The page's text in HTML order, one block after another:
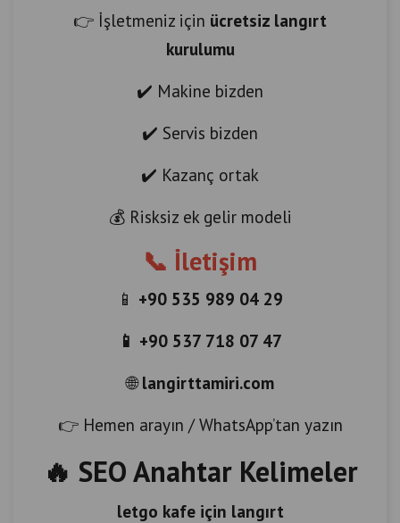
👉 İşletmeniz için ücretsiz langırt
kurulumu
✔️ Makine bizden
✔️ Servis bizden
✔️ Kazanç ortak
💰 Risksiz ek gelir modeli
📞 İletişim
📱 +90 535 989 04 29
📱 +90 537 718 07 47
🌐langirttamiri.com
👉 Hemen arayın / WhatsApp’tan yazın
🔥 SEO Anahtar Kelimeler
letgo kafe için langırt